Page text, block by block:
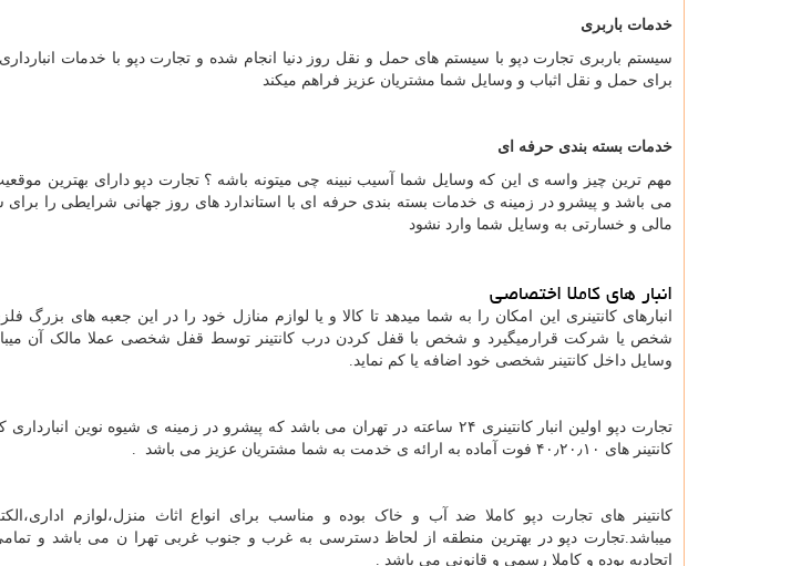
خدمات باربری
برای حمل و نقل اثباب و وسایل شما مشتریان عزیز فراهم میکند
خدمات بسته بندی حرفه ای
مهم ترین چیز واسه ی این که وسایل شما آسیب نبینه چی میتونه باشه ؟ تجارت دپو دارای بهترین
می باشد و پیشرو در زمینه ی خدمات بسته بندی حرفه ای با استاندارد های روز جهانی شرایطی را
مالی و خسارتی به وسایل شما وارد نشود
انبار های کاملا اختصاصی
انبارهای کانتینری این امکان را به شما میدهد تا کالا و یا لوازم منازل خود را در این جعبه های بزرگ
شخص یا شرکت قرارمیگیرد و شخص با قفل کردن درب کانتینر توسط قفل شخصی عملا مالک آن
وسایل داخل کانتینر شخصی خود اضافه یا کم نماید.
تجارت دپو اولین انبار کانتینری ۲۴ ساعته در تهران می باشد که پیشرو در زمینه ی شیوه
کانتینر های ۴۰٫۲۰٫۱۰ فوت آماده به ارائه ی خدمت به شما مشتریان عزیز می باشد .
کانتینر های تجارت دپو کاملا ضد آب و خاک بوده و مناسب برای انواع اثاث منزل،لوازم
میباشد.تجارت دپو در بهترین منطقه از لحاظ دسترسی به غرب و جنوب غربی تهرا ن می باشد و
اتحادیه بوده و کاملا رسمی و قانونی می باشد .